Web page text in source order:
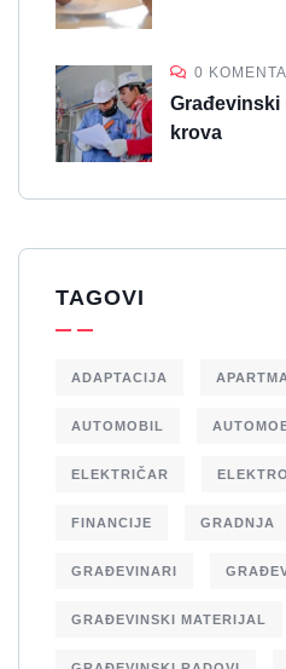
0
Građevinski
krova
TAGOVI
ADAPTACIJA
AUTOMOBIL
ELEKTRIČAR
FINANCIJE GRADNJA
GRAĐEVINARI
GRAĐEVINSKI MATERIJAL